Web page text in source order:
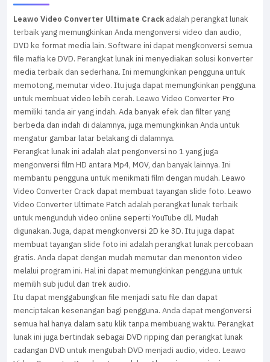
Leawo Video Converter Ultimate Crack adalah perangkat lunak
terbaik yang memungkinkan Anda mengonversi video dan audio,
DVD ke format media lain. Software ini dapat mengkonversi semua
file mafia ke DVD. Perangkat lunak ini menyediakan solusi konverter
media terbaik dan sederhana. Ini memungkinkan pengguna untuk
memotong, memutar video. Itu juga dapat memungkinkan pengguna
untuk membuat video lebih cerah. Leawo Video Converter Pro
memiliki tanda air yang indah. Ada banyak efek dan filter yang
berbeda dan indah di dalamnya, juga memungkinkan Anda untuk
mengatur gambar latar belakang di dalamnya.
Perangkat lunak ini adalah alat pengonversi no 1 yang juga
mengonversi film HD antara Mp4, MOV, dan banyak lainnya. Ini
membantu pengguna untuk menikmati film dengan mudah. Leawo
Video Converter Crack dapat membuat tayangan slide foto. Leawo
Video Converter Ultimate Patch adalah perangkat lunak terbaik
untuk mengunduh video online seperti YouTube dll. Mudah
digunakan. Juga, dapat mengkonversi 2D ke 3D. Itu juga dapat
membuat tayangan slide foto ini adalah perangkat lunak percobaan
gratis. Anda dapat dengan mudah memutar dan menonton video
melalui program ini. Hal ini dapat memungkinkan pengguna untuk
memilih sub judul dan trek audio.
Itu dapat menggabungkan file menjadi satu file dan dapat
menciptakan kesenangan bagi pengguna. Anda dapat mengonversi
semua hal hanya dalam satu klik tanpa membuang waktu. Perangkat
lunak ini juga bertindak sebagai DVD ripping dan perangkat lunak
cadangan DVD untuk mengubah DVD menjadi audio, video. Leawo